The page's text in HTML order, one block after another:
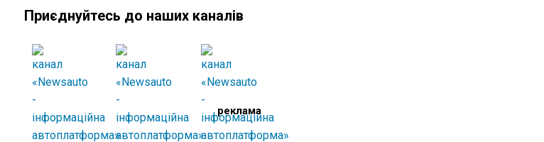
записів
Приєднуйтесь до наших каналів
реклама